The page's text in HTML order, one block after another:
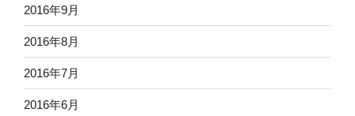
2016年9月
2016年8月
2016年7月
2016年6月